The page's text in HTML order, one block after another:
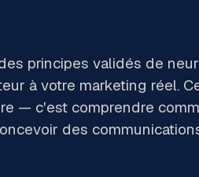
principes validés de
à votre marketing réel.
— c'est comprendre
des